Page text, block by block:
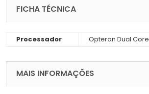
FICHA TÉCNICA
Processador Opteron Dual Core
MAIS INFORMAÇÕES